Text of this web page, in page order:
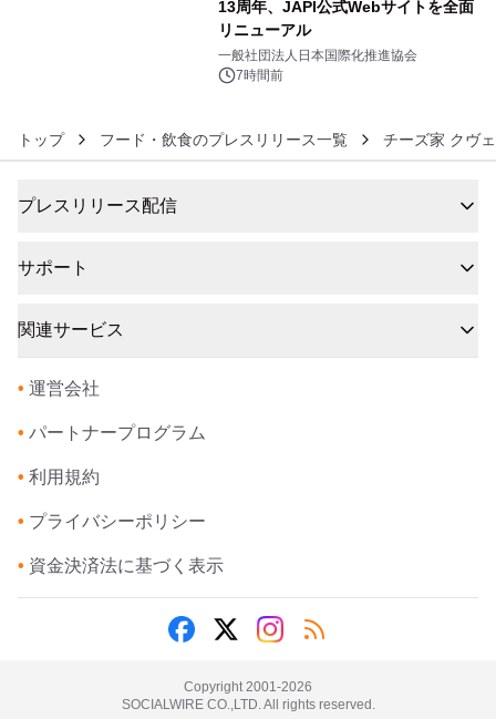
13周年、JAPI公式Webサイトを全面
リニューアル
一般社団法人日本国際化推進協会
7時間前
トップ フード・飲食のプレスリリース一覧 チーズ家 クヴ
プレスリリース配信
サポート
関連サービス
• 運営会社
• パートナープログラム
• 利用規約
• プライバシーポリシー
• 資金決済法に基づく表示
Copyright 2001-2026
SOCIALWIRE CO.,LTD. All rights reserved.